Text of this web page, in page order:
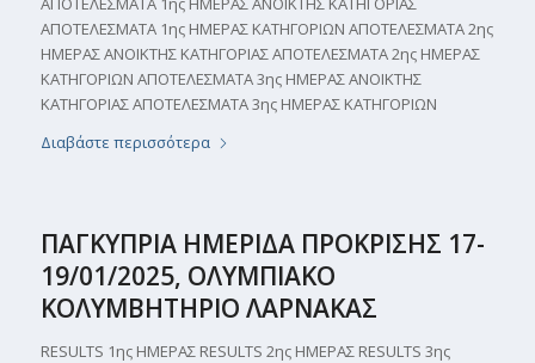
ΑΠΟΤΕΛΕΣΜΑΤΑ 1ης ΗΜΕΡΑΣ ΚΑΤΗΓΟΡΙΩΝ ΑΠΟΤΕΛΕΣΜΑΤΑ 2ης
ΗΜΕΡΑΣ ΑΝΟΙΚΤΗΣ ΚΑΤΗΓΟΡΙΑΣ ΑΠΟΤΕΛΕΣΜΑΤΑ 2ης ΗΜΕΡΑΣ
ΚΑΤΗΓΟΡΙΩΝ ΑΠΟΤΕΛΕΣΜΑΤΑ 3ης ΗΜΕΡΑΣ ΑΝΟΙΚΤΗΣ
ΚΑΤΗΓΟΡΙΑΣ ΑΠΟΤΕΛΕΣΜΑΤΑ 3ης ΗΜΕΡΑΣ ΚΑΤΗΓΟΡΙΩΝ
Διαβάστε περισσότερα
ΠΑΓΚΥΠΡΙΑ ΗΜΕΡΙΔΑ ΠΡΟΚΡΙΣΗΣ 17-
19/01/2025, ΟΛΥΜΠΙΑΚΟ
ΚΟΛΥΜΒΗΤΗΡΙΟ ΛΑΡΝΑΚΑΣ
RESULTS 1ης ΗΜΕΡΑΣ RESULTS 2ης ΗΜΕΡΑΣ RESULTS 3ης